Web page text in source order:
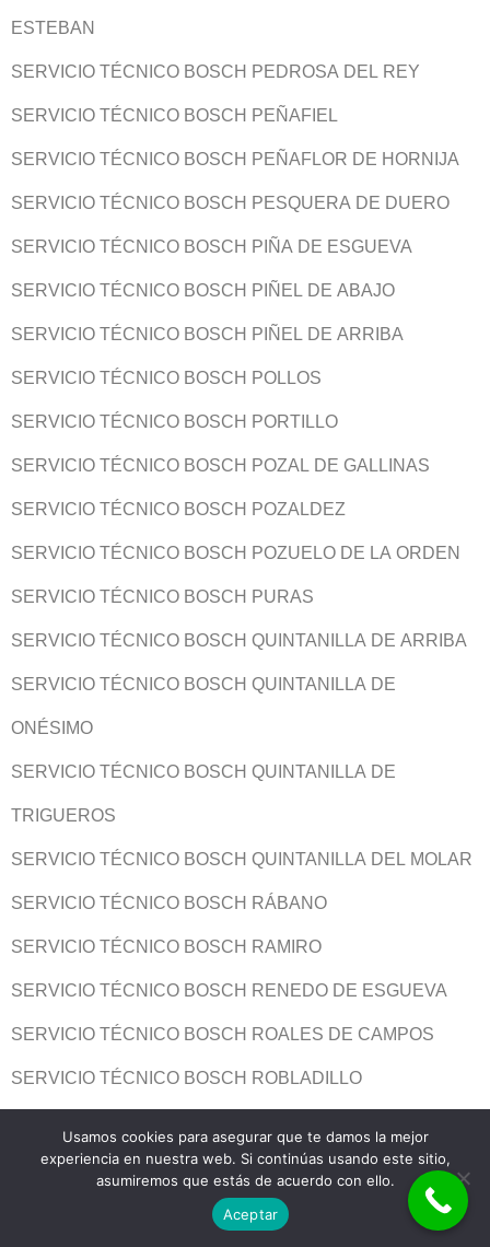
ESTEBAN
SERVICIO TÉCNICO BOSCH PEDROSA DEL REY
SERVICIO TÉCNICO BOSCH PEÑAFIEL
SERVICIO TÉCNICO BOSCH PEÑAFLOR DE HORNIJA
SERVICIO TÉCNICO BOSCH PESQUERA DE DUERO
SERVICIO TÉCNICO BOSCH PIÑA DE ESGUEVA
SERVICIO TÉCNICO BOSCH PIÑEL DE ABAJO
SERVICIO TÉCNICO BOSCH PIÑEL DE ARRIBA
SERVICIO TÉCNICO BOSCH POLLOS
SERVICIO TÉCNICO BOSCH PORTILLO
SERVICIO TÉCNICO BOSCH POZAL DE GALLINAS
SERVICIO TÉCNICO BOSCH POZALDEZ
SERVICIO TÉCNICO BOSCH POZUELO DE LA ORDEN
SERVICIO TÉCNICO BOSCH PURAS
SERVICIO TÉCNICO BOSCH QUINTANILLA DE ARRIBA
SERVICIO TÉCNICO BOSCH QUINTANILLA DE
ONÉSIMO
SERVICIO TÉCNICO BOSCH QUINTANILLA DE
TRIGUEROS
SERVICIO TÉCNICO BOSCH QUINTANILLA DEL MOLAR
SERVICIO TÉCNICO BOSCH RÁBANO
SERVICIO TÉCNICO BOSCH RAMIRO
SERVICIO TÉCNICO BOSCH RENEDO DE ESGUEVA
SERVICIO TÉCNICO BOSCH ROALES DE CAMPOS
SERVICIO TÉCNICO BOSCH ROBLADILLO
SERVICIO TÉCNICO BOSCH RUBÍ DE BRACAMONTE
SERVICIO TÉCNICO BOSCH RUEDA
Usamos cookies para asegurar que te damos la mejor
experiencia en nuestra web. Si continúas usando este sitio,
asumiremos que estás de acuerdo con ello.
Aceptar